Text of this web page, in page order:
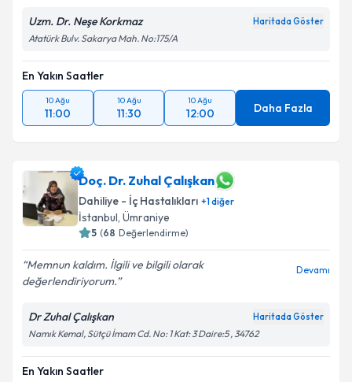
Uzm. Dr. Neşe Korkmaz Haritada Göster
Atatürk Bulv. Sakarya Mah. No:175/A
En Yakın Saatler
10 Ağu
11:00
10 Ağu
11:30
10 Ağu
12:00 Daha Fazla
Doç. Dr. Zuhal Çalışkan
Dahiliye - İç Hastalıkları +1diğer
İstanbul, Ümraniye
5 (68 Değerlendirme)
Memnun kaldım. İlgili ve bilgili olarak
değerlendiriyorum.
Devamı
Dr Zuhal Çalışkan Haritada Göster
Namık Kemal, Sütçü İmam Cd. No: 1 Kat: 3 Daire:5 , 34762
En Yakın Saatler